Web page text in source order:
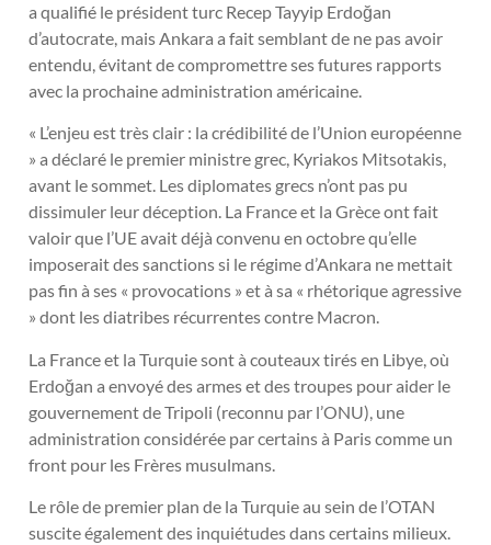
a qualifié le président turc Recep Tayyip Erdoğan
d’autocrate, mais Ankara a fait semblant de ne pas avoir
entendu, évitant de compromettre ses futures rapports
avec la prochaine administration américaine.
« L’enjeu est très clair : la crédibilité de l’Union européenne
» a déclaré le premier ministre grec, Kyriakos Mitsotakis,
avant le sommet. Les diplomates grecs n’ont pas pu
dissimuler leur déception. La France et la Grèce ont fait
valoir que l’UE avait déjà convenu en octobre qu’elle
imposerait des sanctions si le régime d’Ankara ne mettait
pas fin à ses « provocations » et à sa « rhétorique agressive
» dont les diatribes récurrentes contre Macron.
La France et la Turquie sont à couteaux tirés en Libye, où
Erdoğan a envoyé des armes et des troupes pour aider le
gouvernement de Tripoli (reconnu par l’ONU), une
administration considérée par certains à Paris comme un
front pour les Frères musulmans.
Le rôle de premier plan de la Turquie au sein de l’OTAN
suscite également des inquiétudes dans certains milieux.